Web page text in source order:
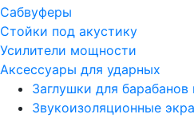
Сабвуферы
Стойки под акустику
Усилители мощности
Аксессуары для ударных
Заглушки для барабанов
Звукоизоляционные